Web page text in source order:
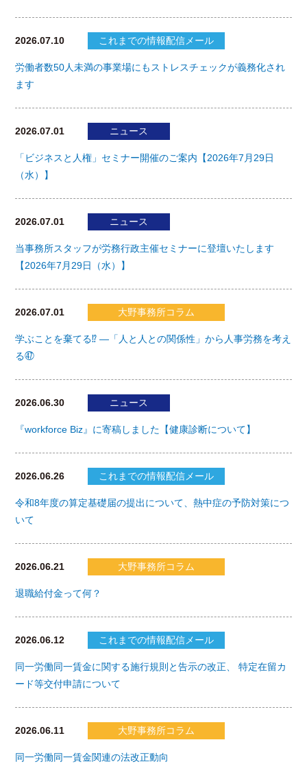
2026.07.10 これまでの情報配信メール
労働者数50人未満の事業場にもストレスチェックが義務化され
ます
2026.07.01 ニュース
「ビジネスと人権」セミナー開催のご案内【2026年7月29日
（水）】
2026.07.01 ニュース
当事務所スタッフが労務行政主催セミナーに登壇いたします
【2026年7月29日（水）】
2026.07.01 大野事務所コラム
学ぶことを棄てる⁉ ―「人と人との関係性」から人事労務を考え
る㊼
2026.06.30 ニュース
『workforce Biz』に寄稿しました【健康診断について】
2026.06.26 これまでの情報配信メール
令和8年度の算定基礎届の提出について、熱中症の予防対策につ
いて
2026.06.21 大野事務所コラム
退職給付金って何？
2026.06.12 これまでの情報配信メール
同一労働同一賃金に関する施行規則と告示の改正、 特定在留カ
ード等交付申請について
2026.06.11 大野事務所コラム
同一労働同一賃金関連の法改正動向